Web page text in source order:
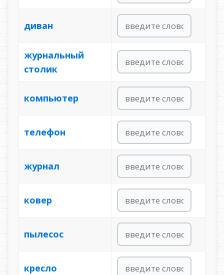
диван
журнальный
столик
компьютер
телефон
журнал
ковер
пылесос
кресло